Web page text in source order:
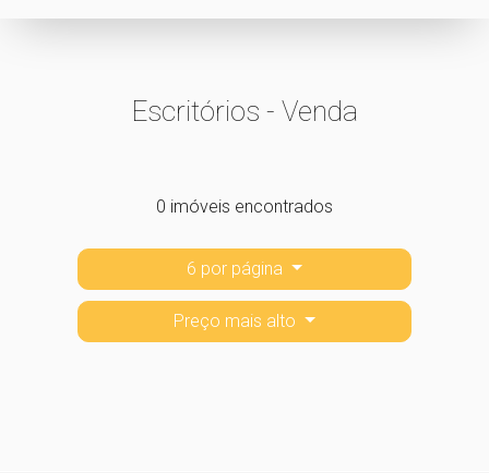
Escritórios - Venda
0 imóveis encontrados
6 por página
Preço mais alto